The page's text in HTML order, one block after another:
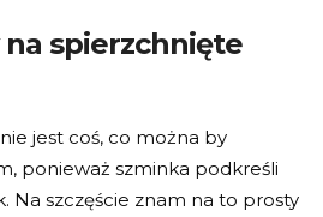
spierzchnięte
jest coś, co można by
ponieważ szminka podkreśli
Na szczęście znam na to prosty